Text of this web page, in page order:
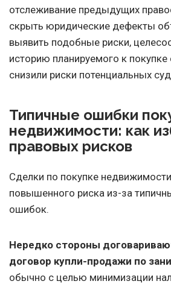
отслеживание предыдущих
скрыть юридические дефекты
выявить подобные риски,
историю планируемого к
снизили риски потенциальных
Типичные ошибки
недвижимости: как
правовых рисков
Сделки по покупке
повышенного риска из-за
ошибок.
Нередко стороны
договор купли-продажи по
обычно с целью минимизации